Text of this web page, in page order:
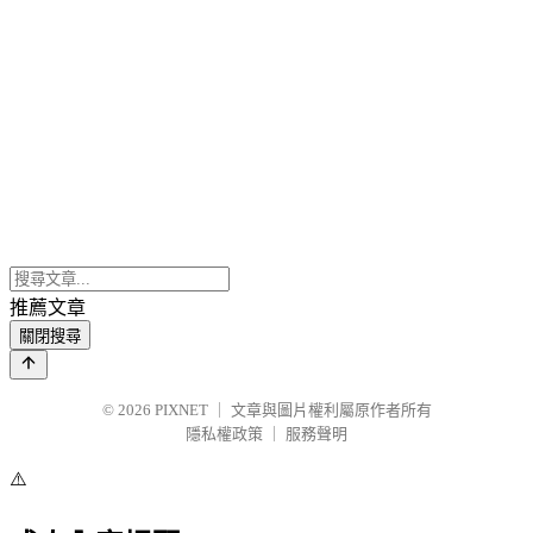
推薦文章
關閉搜尋
© 2026 PIXNET
文章與圖片權利屬原作者所有
隱私權政策
服務聲明
⚠️